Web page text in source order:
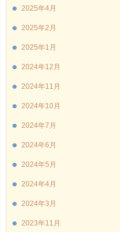
2025年4月
2025年2月
2025年1月
2024年12月
2024年11月
2024年10月
2024年7月
2024年6月
2024年5月
2024年4月
2024年3月
2023年11月